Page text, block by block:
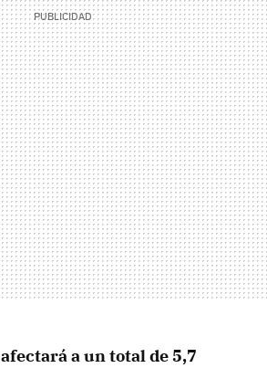
afectará a un total de 5,7